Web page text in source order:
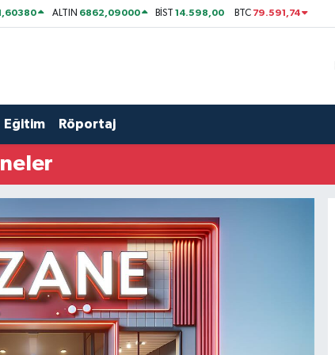
ALTIN 6862,09000 BİST14.598,00 BTC 79.591,74
Eğitim Röportaj